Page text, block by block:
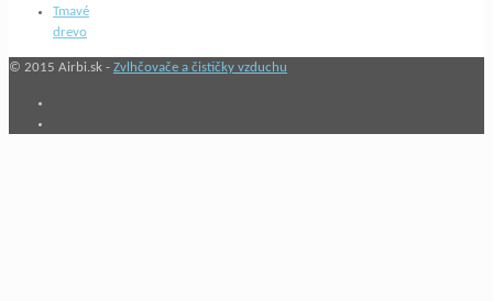
Tmavé
drevo
© 2015 Airbi.sk - Zvlhčovače a čističky vzduchu